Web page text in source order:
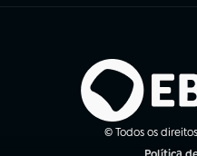
© Todos os